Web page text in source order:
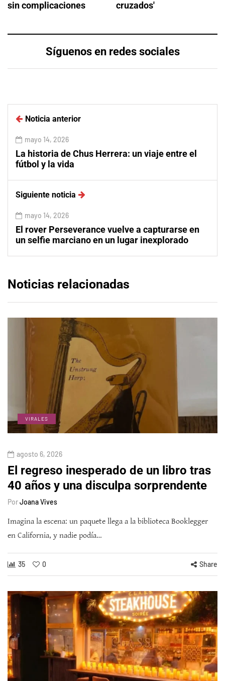
sin complicaciones cruzados'
Síguenos en redes sociales
Noticia anterior
mayo 14, 2026
La historia de Chus Herrera: un viaje entre el
fútbol y la vida
Siguiente noticia
mayo 14, 2026
El rover Perseverance vuelve a capturarse en
un selfie marciano en un lugar inexplorado
Noticias relacionadas
VIRALES
agosto 6, 2026
El regreso inesperado de un libro tras
40 años y una disculpa sorprendente
PorJoana Vives
Imagina la escena: un paquete llega a la biblioteca Booklegger
en California, y nadie podía…
35 0 Share